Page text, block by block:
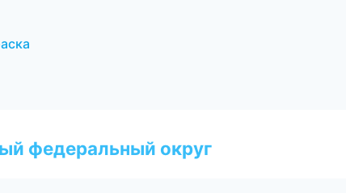
федеральный округ